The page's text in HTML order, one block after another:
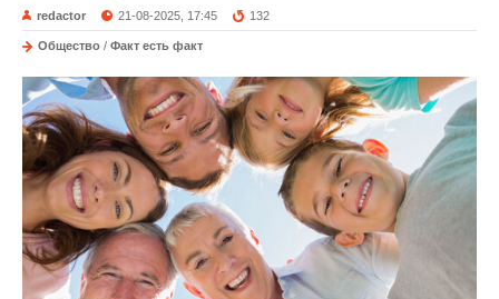
redactor 21-08-2025, 17:45 132
Общество / Факт есть факт